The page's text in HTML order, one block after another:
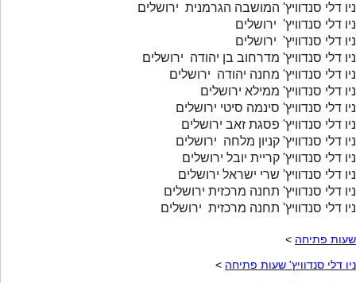
ניו דלי סנדוויץ' המושבה הגרמנית ירושלים
ניו דלי סנדוויץ' ירושלים
ניו דלי סנדוויץ' ירושלים
ניו דלי סנדוויץ' מדרחוב בן יהודה ירושלים
ניו דלי סנדוויץ' מחנה יהודה ירושלים
ניו דלי סנדוויץ' ממילא ירושלים
ניו דלי סנדוויץ' סינמה סיטי ירושלים
ניו דלי סנדוויץ' פסגת זאב ירושלים
ניו דלי סנדוויץ' קניון מלחה ירושלים
ניו דלי סנדוויץ' קריית יובל ירושלים
ניו דלי סנדוויץ' שרי ישראל ירושלים
ניו דלי סנדוויץ' תחנה מרכזית ירושלים
ניו דלי סנדוויץ' תחנה מרכזית ירושלים
שעות פתיחה >
ניו דלי סנדוויץ' שעות פתיחה >